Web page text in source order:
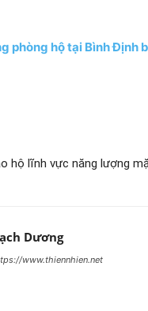
phòng hộ tại Bình Định
hộ lĩnh vực năng lượng
Dương
www.thiennhien.net